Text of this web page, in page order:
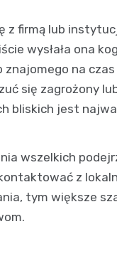
z firmą lub
wysłała ona
znajomego na
się zagrożony
bliskich jest
wszelkich
z
tym większe